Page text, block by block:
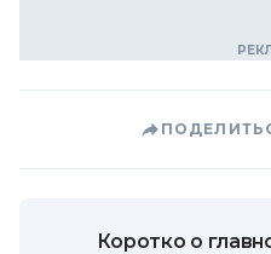
Коротко о